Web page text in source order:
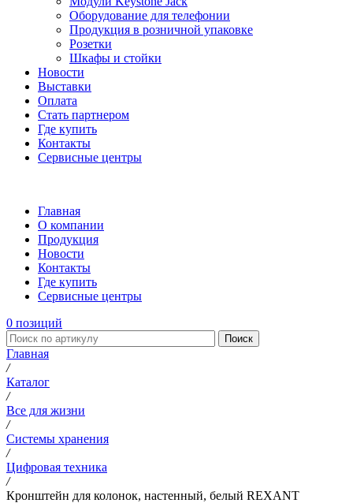
Оборудование для телефонии
Продукция в розничной упаковке
Розетки
Шкафы и стойки
Новости
Выставки
Оплата
Стать партнером
Где купить
Контакты
Сервисные центры
Главная
О компании
Продукция
Новости
Контакты
Где купить
Сервисные центры
0 позиций
Поиск
Главная
/
Каталог
/
Все для жизни
/
Системы хранения
/
Цифровая техника
/
Кронштейн для колонок, настенный, белый REXANT